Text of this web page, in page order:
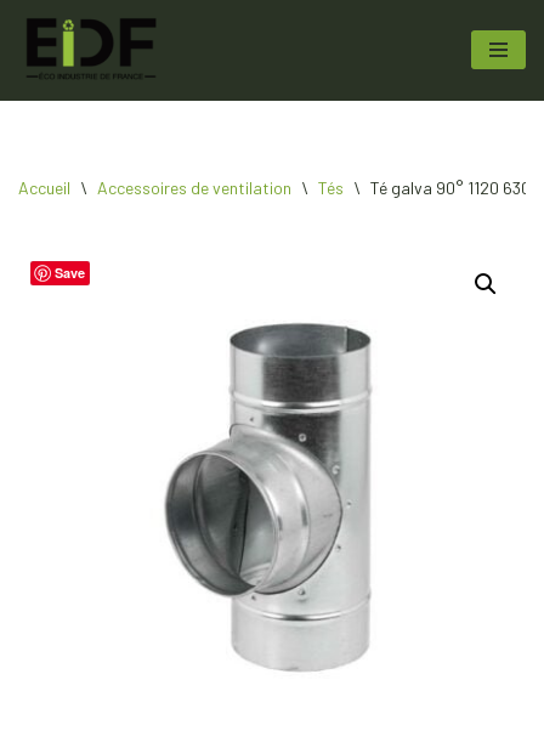
Aller
Accueil \ Accessoires de ventilation \ Tés \ Té galva 90° 1120 630
Save